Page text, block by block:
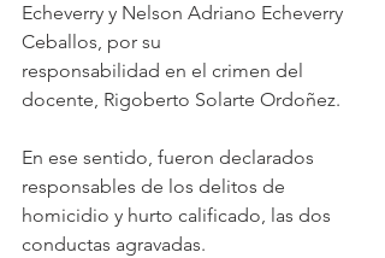
Echeverry y Nelson Adriano Echeverry
Ceballos, por su
responsabilidad en el crimen del
docente, Rigoberto Solarte Ordoñez.
En ese sentido, fueron declarados
responsables de los delitos de
homicidio y hurto calificado, las dos
conductas agravadas.